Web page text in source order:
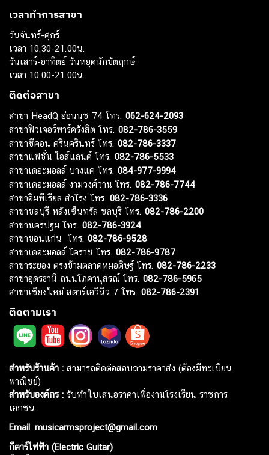
เวลาทำการสาขา
วันจันทร์-ศุกร์
เวลา 10.30-21.00น.
วันเสาร์-อาทิตย์ วันหยุดนักขัตฤกษ์
เวลา 10.00-21.00น.
ติดต่อสาขา
สาขา HeadQ อ่อนนุช 74 โทร. 062-624-2093
สาขาฟิวเจอร์พาร์ครังสิต โทร. 082-786-3559
สาขาซีคอน ศรีนครินทร์ โทร. 082-786-3337
สาขาแฟชั่น ไอส์แลนด์ โทร. 082-786-5533
สาขาเดอะมอลล์ บางแค โทร. 084-977-9994
สาขาเดอะมอลล์ งามวงศ์วาน โทร. 082-786-7744
สาขาอิมพีเรียล สำโรง โทร. 082-786-3336
สาขาชลบุรี หลังเซ็นทรัล ชลบุรี โทร. 082-786-2200
สาขานครปฐม โทร. 082-786-3924
สาขาขอนแก่น โทร. 082-786-9528
สาขาเดอะมอลล์ โคราช โทร. 082-786-9787
สาขาระยอง ตรงข้ามตลาดหมอดิษฐ์ โทร. 082-786-2233
สาขาอุดรธานี ถนนโภคานุสรณ์ โทร. 082-786-5965
สาขาเชียงใหม่ สตาร์เอวีนิว 7 โทร. 082-786-2391
ติดตามเรา
สำหรับร้านค้า : สามารถติดต่อสอบถามราคาส่ง (ต้องมีทะเบียน
พาณิชย์)
สำหรับองค์กร : รับทำใบเสนอราคาเพื่องานโรงเรียน ราชการ
เอกชน
Email: musicarmsproject@gmail.com
กีตาร์ไฟฟ้า (Electric Guitar)